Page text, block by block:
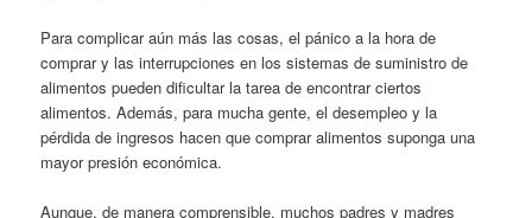
Para complicar aún más las cosas, el pánico a la hora de
comprar y las interrupciones en los sistemas de suministro de
alimentos pueden dificultar la tarea de encontrar ciertos
alimentos. Además, para mucha gente, el desempleo y la
pérdida de ingresos hacen que comprar alimentos suponga una
mayor presión económica.
Aunque, de manera comprensible, muchos padres y madres